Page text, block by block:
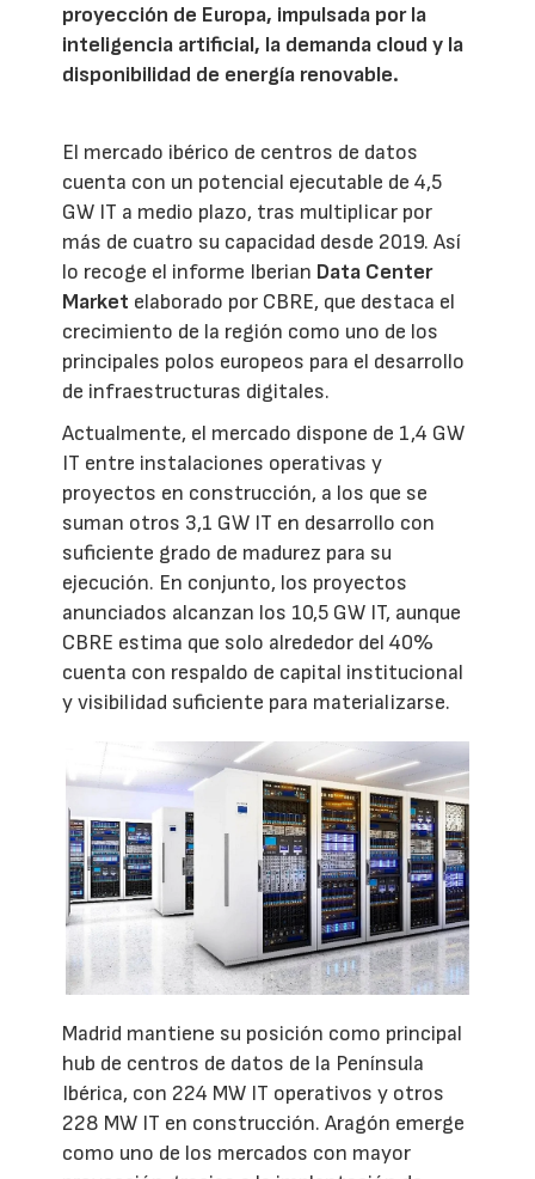
proyección de Europa, impulsada por la
inteligencia artificial, la demanda cloud y la
disponibilidad de energía renovable.
El mercado ibérico de centros de datos
cuenta con un potencial ejecutable de 4,5
GW IT a medio plazo, tras multiplicar por
más de cuatro su capacidad desde 2019. Así
lo recoge el informe Iberian Data Center
Market elaborado por CBRE, que destaca el
crecimiento de la región como uno de los
principales polos europeos para el desarrollo
de infraestructuras digitales.
Actualmente, el mercado dispone de 1,4 GW
IT entre instalaciones operativas y
proyectos en construcción, a los que se
suman otros 3,1 GW IT en desarrollo con
suficiente grado de madurez para su
ejecución. En conjunto, los proyectos
anunciados alcanzan los 10,5 GW IT, aunque
CBRE estima que solo alrededor del 40%
cuenta con respaldo de capital institucional
y visibilidad suficiente para materializarse.
Madrid mantiene su posición como principal
hub de centros de datos de la Península
Ibérica, con 224 MW IT operativos y otros
228 MW IT en construcción. Aragón emerge
como uno de los mercados con mayor